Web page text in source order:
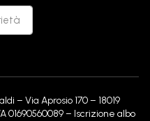
– Via Aprosio 170 – 18019
01690560089 – Iscrizione albo